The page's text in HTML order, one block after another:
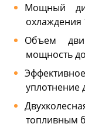
Мощный
охлаждения
Объем
мощность
уплотнение
топливным